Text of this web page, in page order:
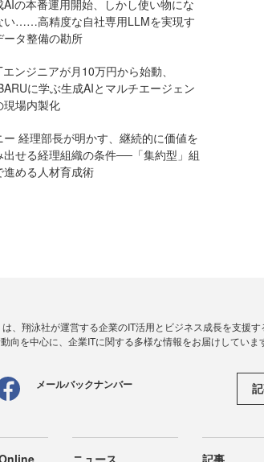
AIの本番運用開始、しかし使い物にな
い……高精度な自社専用LLMを実現す
ータ整備の勘所
ンジニアが月10万円から始動、
に学ぶ生成AIとマルチエージェン
現場内製化
ー 経理部長が明かす、継続的に価値を
出せる経理組織の条件──「集約型」組
進める人材育成術
、翔泳社が運営する企業のIT活用とビジネス成長を支援
向を中心に、企業ITに関する多様な情報をお届けしていま
メールバックナンバー
ニュース 記事